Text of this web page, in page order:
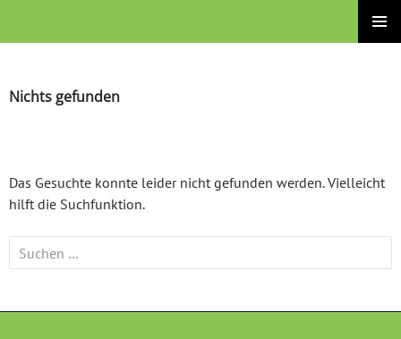
Nichts gefunden
Das Gesuchte konnte leider nicht gefunden werden. Vielleicht
hilft die Suchfunktion.
Suchen
nach: